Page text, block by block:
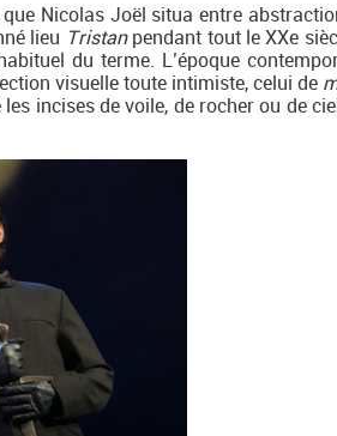
Nicolas Joël situa entre
lieu Tristanpendant tout le XXe
du terme. L’époque
visuelle toute intimiste, celui de
incises de voile, de rocher ou de